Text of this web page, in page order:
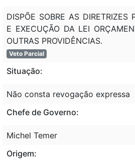
DISPÕE SOBRE AS DIRETRIZES
E EXECUÇÃO DA LEI
OUTRAS PROVIDÊNCIAS.
Veto Parcial
Situação:
Não consta revogação expressa
Chefe de Governo:
Michel Temer
Origem: